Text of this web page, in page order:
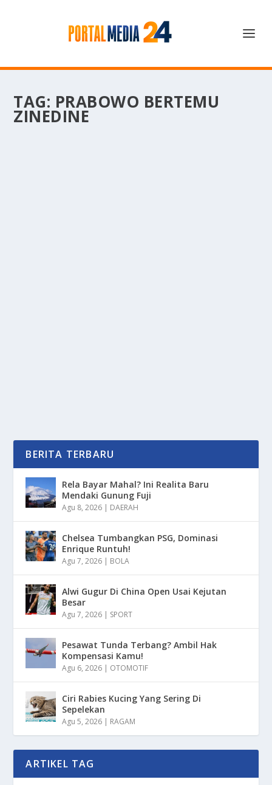
TAG: PRABOWO BERTEMU
ZINEDINE
BERITA TERBARU
Rela Bayar Mahal? Ini Realita Baru
Mendaki Gunung Fuji
Agu 8, 2026 | DAERAH
Chelsea Tumbangkan PSG, Dominasi
Enrique Runtuh!
Agu 7, 2026 | BOLA
Alwi Gugur Di China Open Usai Kejutan
Besar
Agu 7, 2026 | SPORT
Pesawat Tunda Terbang? Ambil Hak
Kompensasi Kamu!
Agu 6, 2026 | OTOMOTIF
Ciri Rabies Kucing Yang Sering Di
Sepelekan
Agu 5, 2026 | RAGAM
ARTIKEL TAG